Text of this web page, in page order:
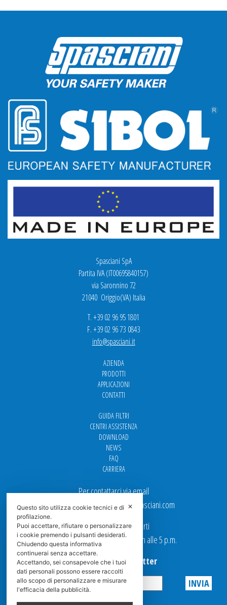
Spasciani SpA
Partita IVA (IT00695840157)
via Saronnino 72
21040 Origgio(VA) Italia
T. +39 02 96 95 1801
F. +39 02 96 73 0843
info@spasciani.it
AZIENDA
PRODOTTI
APPLICAZIONI
CONTATTI
GUIDA FILTRI
CENTRI ASSISTENZA
DOWNLOAD
NEWS
FAQ
CARRIERA
Per contattarci via email
Ufficio Vendite: italy.sales@spasciani.com
I nostri uffici sono aperti
dal Lunedi al Venerdi dalle 9 a.m alle 5 p.m.
Iscriviti alla Newsletter
Privacy
✕
Questo sito utilizza cookie tecnici e di
profilazione.
Puoi accettare, rifiutare o personalizzare
i cookie premendo i pulsanti desiderati.
Chiudendo questa informativa
continuerai senza accettare.
Accettando, sei consapevole che i tuoi
dati personali possono essere raccolti
allo scopo di personalizzare e misurare
l'efficacia della pubblicità.